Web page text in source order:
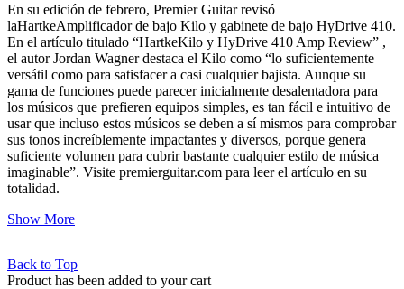
En su edición de febrero, Premier Guitar revisó
laHartkeAmplificador de bajo Kilo y gabinete de bajo HyDrive 410.
En el artículo titulado “HartkeKilo y HyDrive 410 Amp Review” ,
el autor Jordan Wagner destaca el Kilo como “lo suficientemente
versátil como para satisfacer a casi cualquier bajista. Aunque su
gama de funciones puede parecer inicialmente desalentadora para
los músicos que prefieren equipos simples, es tan fácil e intuitivo de
usar que incluso estos músicos se deben a sí mismos para comprobar
sus tonos increíblemente impactantes y diversos, porque genera
suficiente volumen para cubrir bastante cualquier estilo de música
imaginable”. Visite premierguitar.com para leer el artículo en su
totalidad.
Show More
Back to Top
Product has been added to your cart